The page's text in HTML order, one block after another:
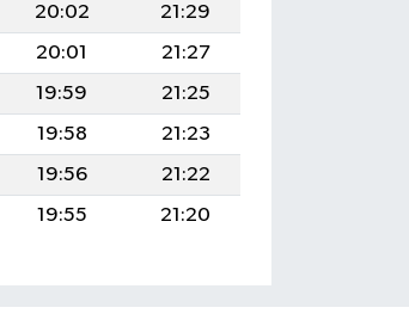
20:02
21:29
20:01
21:27
19:59
21:25
19:58
21:23
19:56
21:22
19:55 21:20